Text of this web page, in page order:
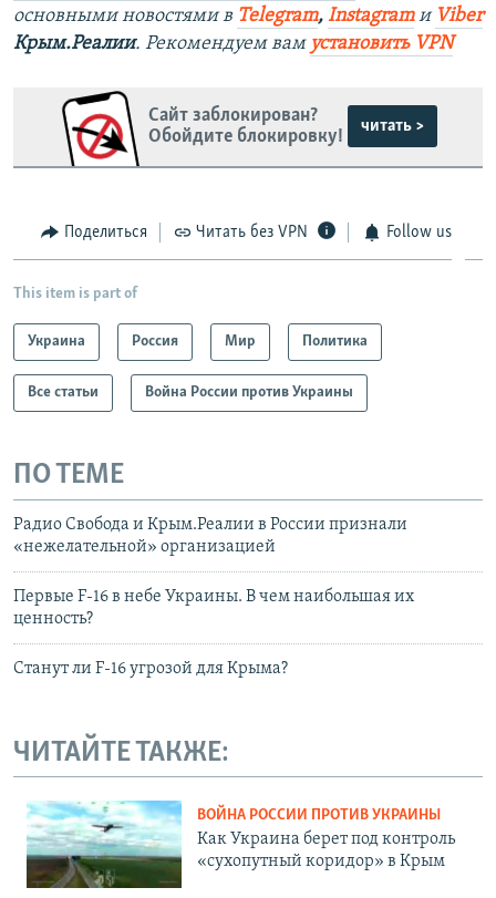
основными новостями в Telegram, Instagramи Viber
Крым.Реалии. Рекомендуем вам установить VPN
Сайт заблокирован?
Обойдите блокировку!
читать >
Поделиться Читать без VPN Follow us
This item is part of
Украина Россия Мир Политика
Все статьи Война России против Украины
ПО ТЕМЕ
Радио Свобода и Крым.Реалии в России признали
«нежелательной» организацией
Первые F-16 в небе Украины. В чем наибольшая их
ценность?
Станут ли F-16 угрозой для Крыма?
ЧИТАЙТЕ ТАКЖЕ:
ВОЙНА РОССИИ ПРОТИВ УКРАИНЫ
Как Украина берет под контроль
«сухопутный коридор» в Крым